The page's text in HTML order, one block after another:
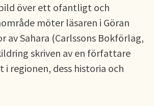
över ett ofantligt och
möter läsaren i Göran
av Sahara (Carlssons Bokförlag,
skriven av en författare
i regionen, dess historia och